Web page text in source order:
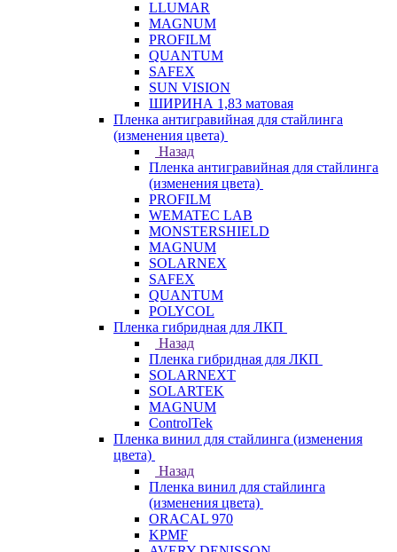
LLUMAR
MAGNUM
PROFILM
QUANTUM
SAFEX
SUN VISION
ШИРИНА 1,83 матовая
Пленка антигравийная для стайлинга
(изменения цвета)
Назад
Пленка антигравийная для стайлинга
(изменения цвета)
PROFILM
WEMATEC LAB
MONSTERSHIELD
MAGNUM
SOLARNEX
SAFEX
QUANTUM
POLYCOL
Пленка гибридная для ЛКП
Назад
Пленка гибридная для ЛКП
SOLARNEXT
SOLARTEK
MAGNUM
ControlTek
Пленка винил для стайлинга (изменения
цвета)
Назад
Пленка винил для стайлинга
(изменения цвета)
ORACAL 970
KPMF